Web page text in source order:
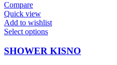
Compare
Quick view
Add to wishlist
Select options
SHOWER KISNO